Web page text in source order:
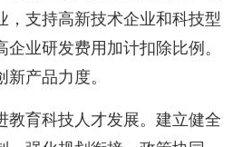
，支持高新技术企业和科技型
业研发费用加计扣除比例。
产品力度。
教育科技人才发展。建立健全